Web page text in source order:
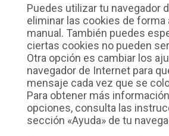
Puedes utilizar tu navegador
eliminar las cookies de forma
manual. También puedes
ciertas cookies no pueden
Otra opción es cambiar los
navegador de Internet para
mensaje cada vez que se
Para obtener más
opciones, consulta las
sección «Ayuda» de tu